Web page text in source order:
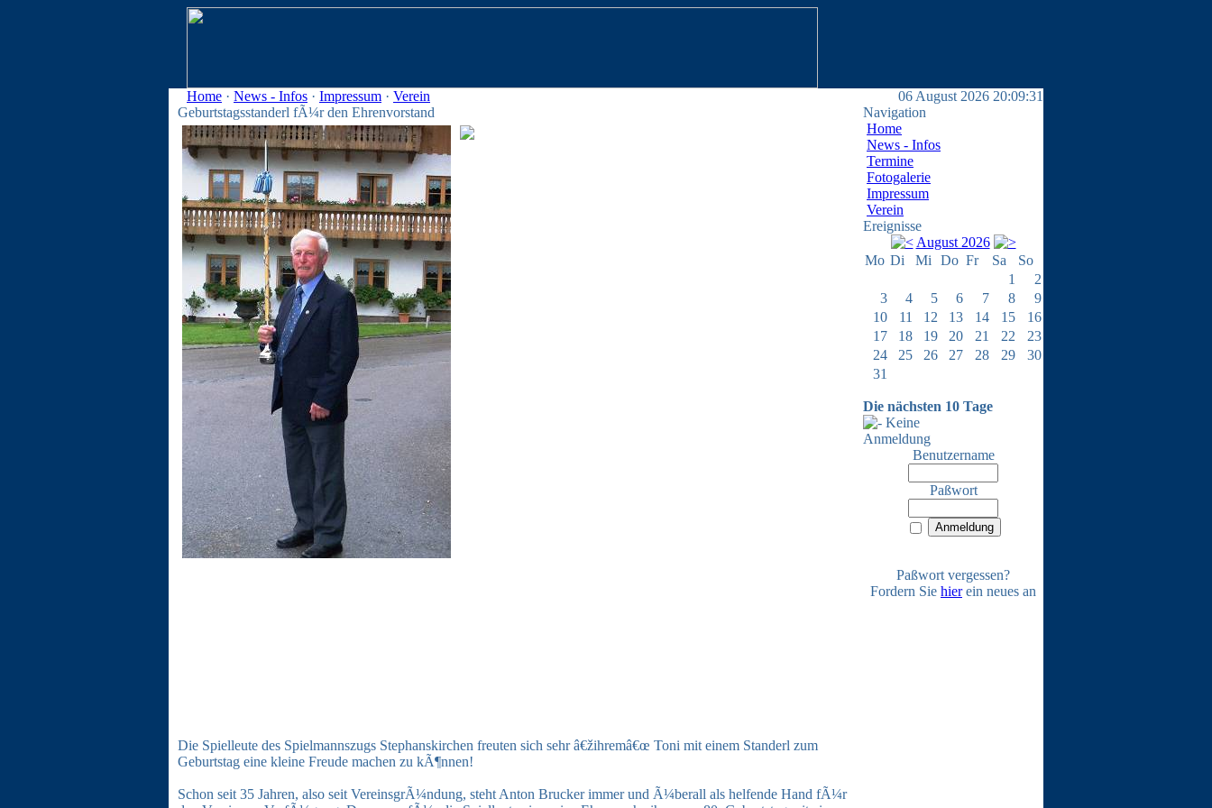
Home · News - Infos · Impressum · Verein
06 August 2026 20:09:31
Geburtstagsstanderl fÃ¼r den Ehrenvorstand
Die Spielleute des Spielmannszugs Stephanskirchen freuten sich sehr â€žihremâ€œ Toni mit einem Standerl zum
Geburtstag eine kleine Freude machen zu kÃ¶nnen!
Schon seit 35 Jahren, also seit VereinsgrÃ¼ndung, steht Anton Brucker immer und Ã¼berall als helfende Hand fÃ¼r
Navigation
Home
News - Infos
Termine
Fotogalerie
Impressum
Verein
Ereignisse
August 2026
Mo Di Mi Do Fr Sa
So
1
2
3
4 5 6 7 8
9
10
11 12 13 14 15
16
17
18 19 20 21 22
23
24
25 26 27 28 29
30
31
Die nächsten 10 Tage
Keine
Anmeldung
Benutzername
Paßwort
Paßwort vergessen?
Fordern Sie hierein neues an